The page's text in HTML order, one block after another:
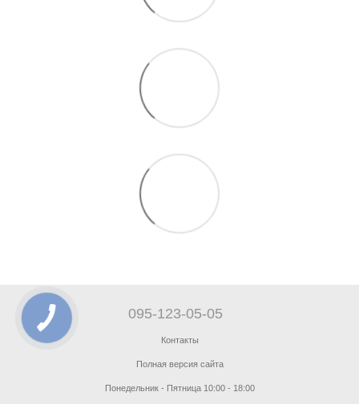
095-123-05-05
Контакты
Полная версия сайта
Понедельник - Пятница 10:00 - 18:00